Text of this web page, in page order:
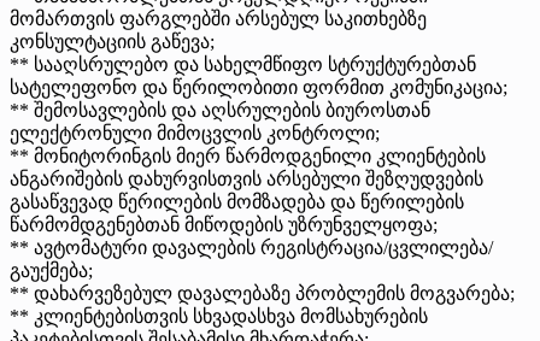
მომართვის ფარგლებში არსებულ საკითხებზე
კონსულტაციის გაწევა;
** სააღსრულებო და სახელმწიფო სტრუქტურებთან
სატელეფონო და წერილობითი ფორმით კომუნიკაცია;
** შემოსავლების და აღსრულების ბიუროსთან
ელექტრონული მიმოცვლის კონტროლი;
** მონიტორინგის მიერ წარმოდგენილი კლიენტების
ანგარიშების დახურვისთვის არსებული შეზღუდვების
გასაწვევად წერილების მომზადება და წერილების
წარმომდგენებთან მიწოდების უზრუნველყოფა;
** ავტომატური დავალების რეგისტრაცია/ცვლილება/
გაუქმება;
** დახარვეზებულ დავალებაზე პრობლემის მოგვარება;
** კლიენტებისთვის სხვადასხვა მომსახურების